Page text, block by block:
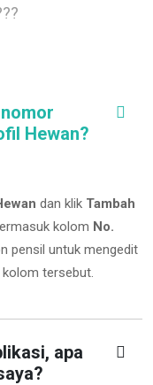
Hewan?
dan klik Tambah
kolom No.
pensil untuk mengedit
tersebut.
apa